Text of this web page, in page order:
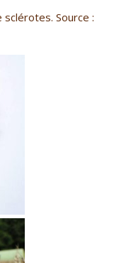
Source :